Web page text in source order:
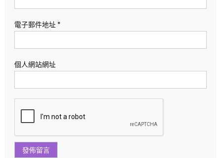
電子郵件地址 *
個人網站網址